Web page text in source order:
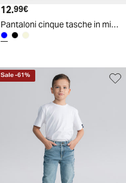
Prezzo attuale
12.99€
Pantaloni cinque tasche in misto cotone - Blu
Sale-61%